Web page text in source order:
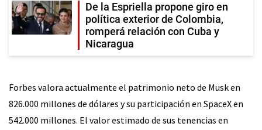
De la Espriella propone giro en
política exterior de Colombia,
romperá relación con Cuba y
Nicaragua
Forbes valora actualmente el patrimonio neto de Musk en
826.000 millones de dólares y su participación en SpaceX en
542.000 millones. El valor estimado de sus tenencias en